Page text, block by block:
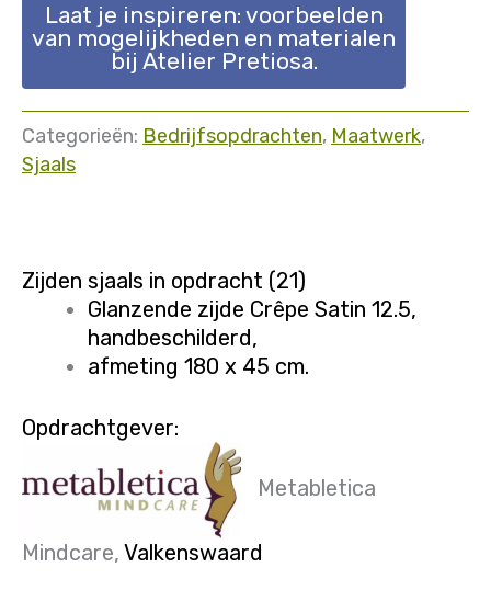
Laat je inspireren: voorbeelden
van mogelijkheden en materialen
bij Atelier Pretiosa.
Categorieën: Bedrijfsopdrachten, Maatwerk,
Sjaals
Zijden sjaals in opdracht (21)
Glanzende zijde Crêpe Satin 12.5,
handbeschilderd,
afmeting 180 x 45 cm.
Opdrachtgever:
Metabletica
Mindcare, Valkenswaard